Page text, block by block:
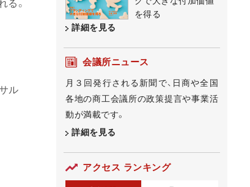
る。
ル
を得る
詳細を見る
会議所ニュース
月３回発行される新聞で、日商や全国
各地の商工会議所の政策提言や事業活
動が満載です。
詳細を見る
アクセス ランキング